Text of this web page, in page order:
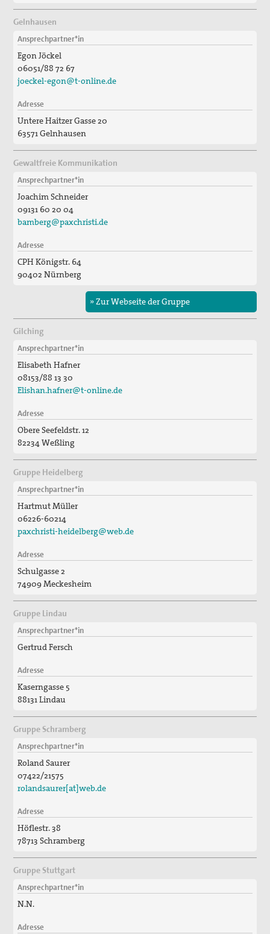
Gelnhausen
Ansprechpartner*in
Egon Jöckel
06051/88 72 67
joeckel-egon@t-online.de
Adresse
Untere Haitzer Gasse 20
63571 Gelnhausen
Gewaltfreie Kommunikation
Ansprechpartner*in
Joachim Schneider
09131 60 20 04
bamberg@paxchristi.de
Adresse
CPH Königstr. 64
90402 Nürnberg
» Zur Webseite der Gruppe
Gilching
Ansprechpartner*in
Elisabeth Hafner
08153/88 13 30
Elishan.hafner@t-online.de
Adresse
Obere Seefeldstr. 12
82234 Weßling
Gruppe Heidelberg
Ansprechpartner*in
Hartmut Müller
06226-60214
paxchristi-heidelberg@web.de
Adresse
Schulgasse 2
74909 Meckesheim
Gruppe Lindau
Ansprechpartner*in
Gertrud Fersch
Adresse
Kaserngasse 5
88131 Lindau
Gruppe Schramberg
Ansprechpartner*in
Roland Saurer
07422/21575
rolandsaurer[at]web.de
Adresse
Höflestr. 38
78713 Schramberg
Gruppe Stuttgart
Ansprechpartner*in
N.N.
Adresse